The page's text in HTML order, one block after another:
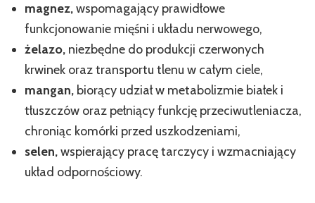
magnez,wspomagający prawidłowe
funkcjonowanie mięśni i układu nerwowego,
żelazo, niezbędne do produkcji czerwonych
krwinek oraz transportu tlenu w całym ciele,
mangan, biorący udział w metabolizmie białek i
tłuszczów oraz pełniący funkcję przeciwutleniacza,
chroniąc komórki przed uszkodzeniami,
selen,wspierający pracę tarczycy i wzmacniający
układ odpornościowy.